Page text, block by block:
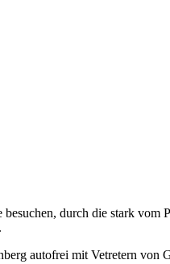
durch die stark vom
autofrei mit Vetretern